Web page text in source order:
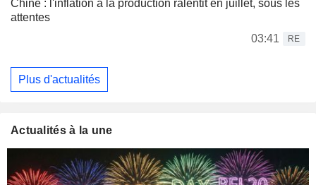
Chine : l'inflation à la production ralentit en juillet, sous les
attentes
03:41
RE
Plus d'actualités
Actualités à la une